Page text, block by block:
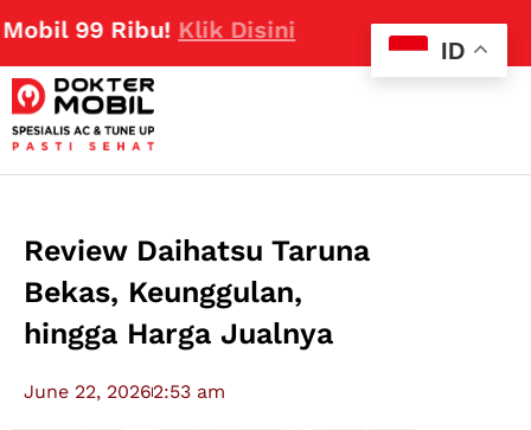
Ribu!Klik Disini
Review Daihatsu Taruna
Bekas, Keunggulan,
hingga Harga Jualnya
June 22, 20262:53 am
ID